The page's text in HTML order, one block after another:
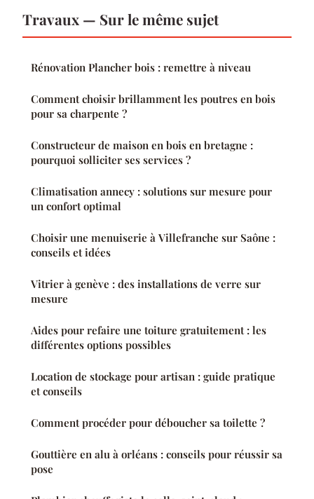
Travaux — Sur le même sujet
Rénovation Plancher bois : remettre à niveau
Comment choisir brillamment les poutres en bois
pour sa charpente ?
Constructeur de maison en bois en bretagne :
pourquoi solliciter ses services ?
Climatisation annecy : solutions sur mesure pour
un confort optimal
Choisir une menuiserie à Villefranche sur Saône :
conseils et idées
Vitrier à genève : des installations de verre sur
mesure
Aides pour refaire une toiture gratuitement : les
différentes options possibles
Location de stockage pour artisan : guide pratique
et conseils
Comment procéder pour déboucher sa toilette ?
Gouttière en alu à orléans : conseils pour réussir sa
pose